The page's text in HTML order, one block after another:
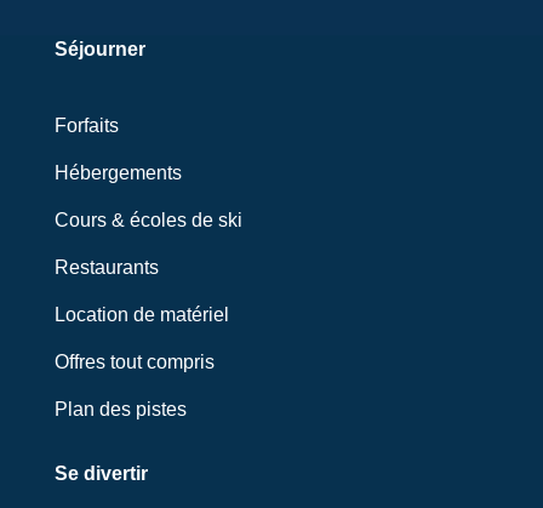
Séjourner
Forfaits
Hébergements
Cours & écoles de ski
Restaurants
Location de matériel
Offres tout compris
Plan des pistes
Se divertir